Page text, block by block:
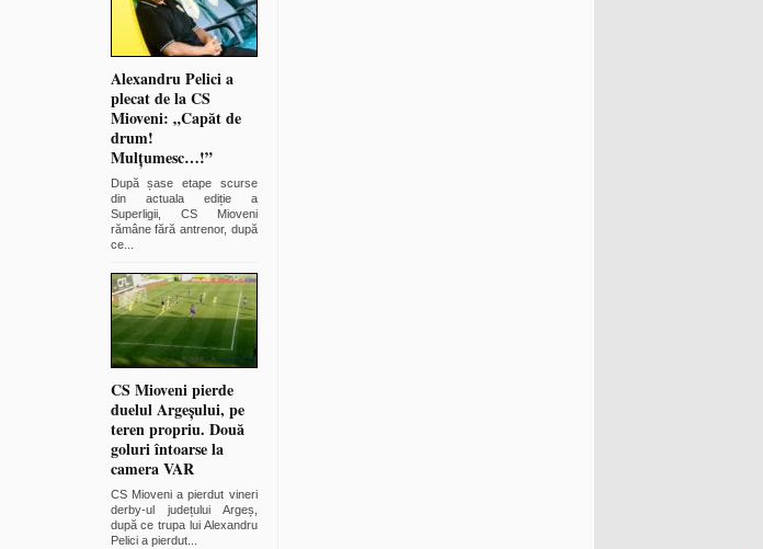
Alexandru Pelici a
plecat de la CS
Mioveni: „Capăt de
drum!
Mulțumesc…!”
După șase etape scurse
din actuala ediție a
Superligii, CS Mioveni
rămâne fără antrenor, după
ce...
CS Mioveni pierde
duelul Argeșului, pe
teren propriu. Două
goluri întoarse la
camera VAR
CS Mioveni a pierdut vineri
derby-ul județului Argeș,
după ce trupa lui Alexandru
Pelici a pierdut...